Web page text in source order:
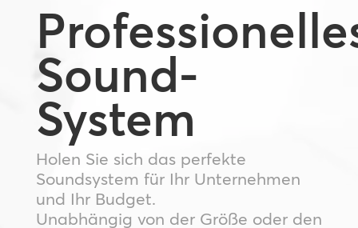
Sound-
System
Holen Sie sich das perfekte
Soundsystem für Ihr Unternehmen
und Ihr Budget.
Unabhängig von der Größe oder den